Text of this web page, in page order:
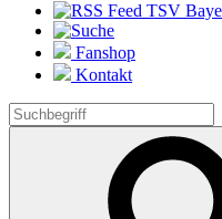
Fanshop
Kontakt